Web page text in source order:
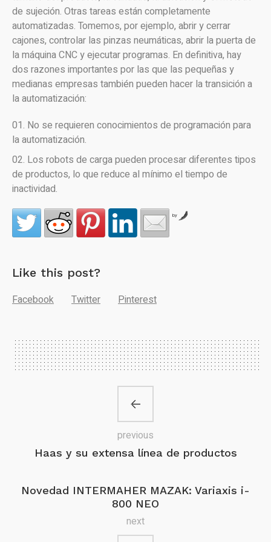
de sujeción. Otras tareas están completamente
automatizadas. Tomemos, por ejemplo, abrir y cerrar
cajones, controlar las pinzas neumáticas, abrir la puerta de
la máquina CNC y ejecutar programas. En definitiva, hay
dos razones importantes por las que las pequeñas y
medianas empresas también pueden hacer la transición a
la automatización:
No se requieren conocimientos de programación para
la automatización.
Los robots de carga pueden procesar diferentes tipos
de productos, lo que reduce al mínimo el tiempo de
inactividad.
by
Like this post?
Facebook
Twitter Pinterest
Haas y su extensa línea de productos
previous
Novedad INTERMAHER MAZAK: Variaxis i-
800 NEO
next